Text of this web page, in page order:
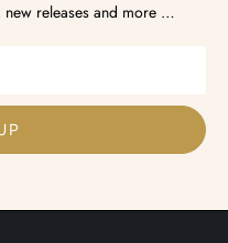
new releases and more …